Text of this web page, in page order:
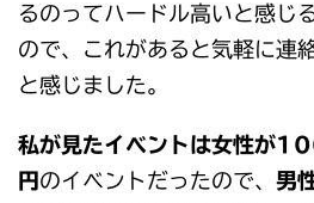
るのってハードル高いと感じ
ので、これがあると気軽に連
と感じました。
私が見たイベントは女性が
円 のイベントだったので、 男